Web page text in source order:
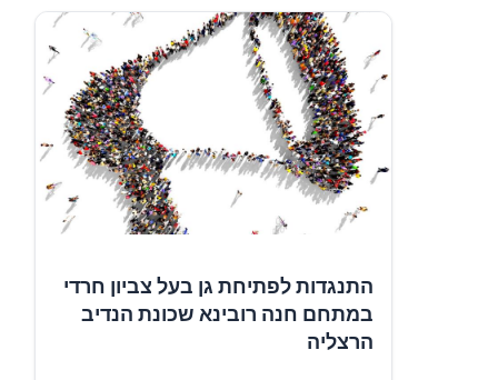
התנגדות לפתיחת גן בעל צביון חרדי
במתחם חנה רובינא שכונת הנדיב
הרצליה